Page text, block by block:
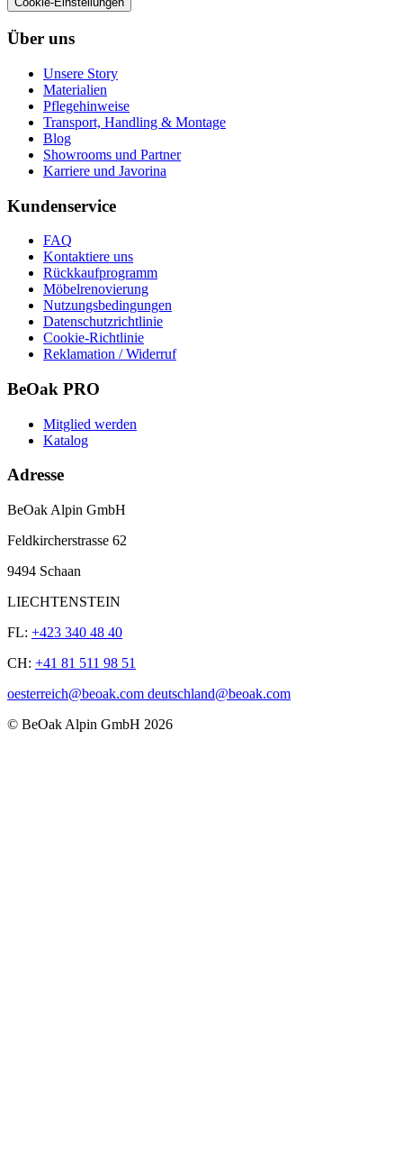
Über uns
Unsere Story
Materialien
Pflegehinweise
Transport, Handling & Montage
Blog
Showrooms und Partner
Karriere und Javorina
Kundenservice
FAQ
Kontaktiere uns
Rückkaufprogramm
Möbelrenovierung
Nutzungsbedingungen
Datenschutzrichtlinie
Cookie-Richtlinie
Reklamation / Widerruf
BeOak PRO
Mitglied werden
Katalog
Adresse
BeOak Alpin GmbH
Feldkircherstrasse 62
9494 Schaan
LIECHTENSTEIN
FL: +423 340 48 40
CH: +41 81 511 98 51
oesterreich@beoak.com deutschland@beoak.com
© BeOak Alpin GmbH 2026